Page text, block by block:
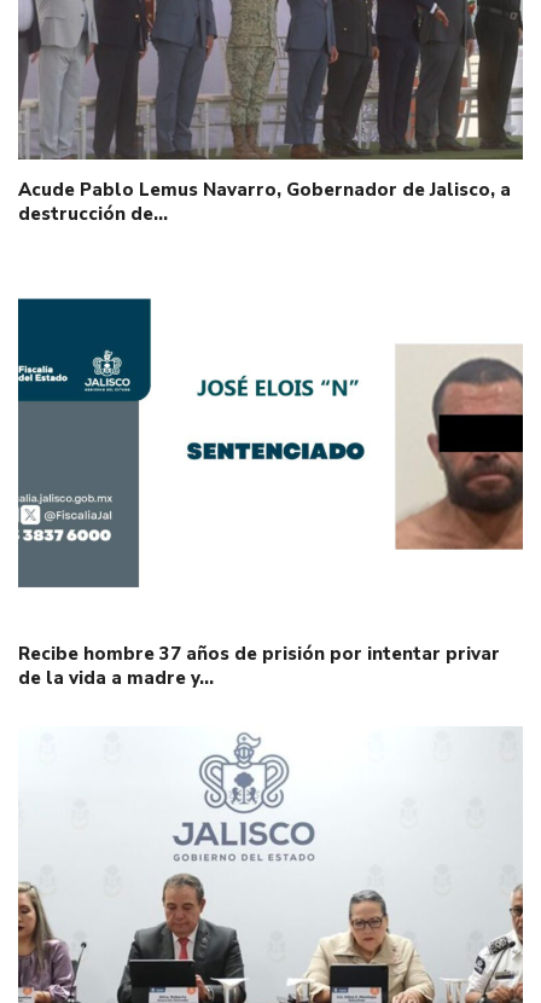
Acude Pablo Lemus Navarro, Gobernador de Jalisco, a
destrucción de…
Recibe hombre 37 años de prisión por intentar privar
de la vida a madre y…